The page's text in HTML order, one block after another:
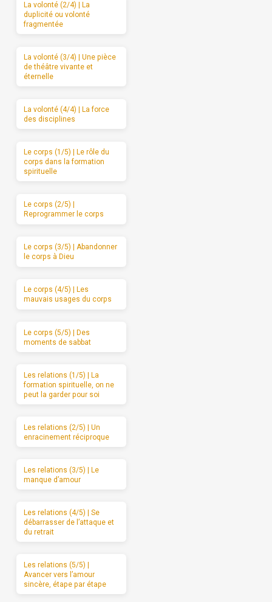
La volonté (2/4) | La
duplicité ou volonté
fragmentée
La volonté (3/4) | Une pièce
de théâtre vivante et
éternelle
La volonté (4/4) | La force
des disciplines
Le corps (1/5) | Le rôle du
corps dans la formation
spirituelle
Le corps (2/5) |
Reprogrammer le corps
Le corps (3/5) | Abandonner
le corps à Dieu
Le corps (4/5) | Les
mauvais usages du corps
Le corps (5/5) | Des
moments de sabbat
Les relations (1/5) | La
formation spirituelle, on ne
peut la garder pour soi
Les relations (2/5) | Un
enracinement réciproque
Les relations (3/5) | Le
manque d’amour
Les relations (4/5) | Se
débarrasser de l’attaque et
du retrait
Les relations (5/5) |
Avancer vers l’amour
sincère, étape par étape